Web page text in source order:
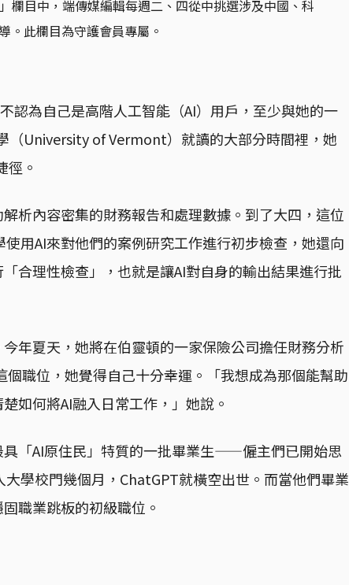
欄目中，端傳媒編輯每週二、四從中挑選涉及中國、科
。此欄目為守護會員專屬。
認為自己是高階人工智能（AI）用戶，至少與她的一
（University of Vermont）就讀的大部分時間裡，她
徑。
析內容密集的財務報告和處理數據。到了大四，這位
用AI來對他們的案例研究工作進行初步檢查，她還向
合理性檢查」，也就是讓AI對自身的輸出結果進行批
年夏天，她將在伯靈頓的一家保險公司擔任財務分析
職位，她覺得自己十分幸運。「我想成為那個能幫助
如何將AI融入日常工作，」她說。
具「AI原住民」特質的一批畢業生——僱主們已開始思
學校門幾個月，ChatGPT就橫空出世。而當他們畢業
職業跳板的初級職位。